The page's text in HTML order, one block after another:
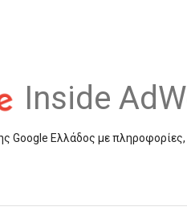
Inside
Google Ελλάδος με